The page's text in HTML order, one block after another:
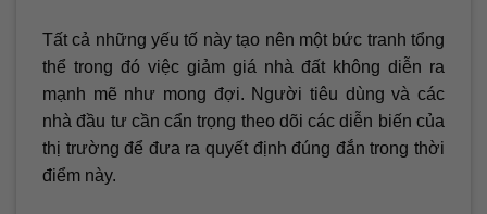
Tất cả những yếu tố này tạo nên một bức tranh tổng
thể trong đó việc giảm giá nhà đất không diễn ra
mạnh mẽ như mong đợi. Người tiêu dùng và các
nhà đầu tư cần cẩn trọng theo dõi các diễn biến của
thị trường để đưa ra quyết định đúng đắn trong thời
điểm này.